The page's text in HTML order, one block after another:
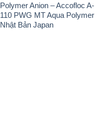
Polymer Anion – Accofloc A-
110 PWG MT Aqua Polymer
Nhật Bản Japan